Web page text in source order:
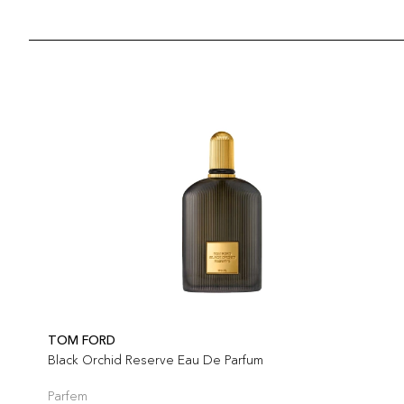
TOM FORD
Black Orchid Reserve Eau De Parfum
Parfem